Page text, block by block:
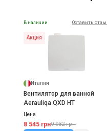
В наличии Оставить
Акция
Италия
Вентилятор для ванной
Aerauliqa QXD HT
Цена
8 545 грн9 932 грн